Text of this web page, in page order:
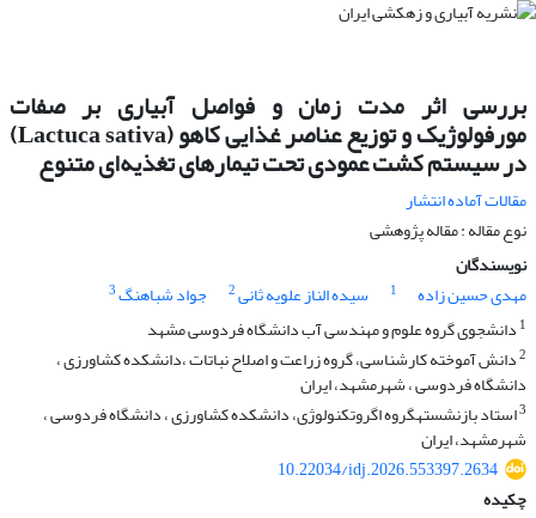
بررسی اثر مدت زمان و فواصل آبیاری بر صفات
مورفولوژیک و توزیع عناصر غذایی کاهو (Lactuca sativa)
در سیستم کشت عمودی تحت تیمارهای تغذیه‌ای متنوع
مقالات آماده انتشار
نوع مقاله : مقاله پژوهشی
نویسندگان
مهدی حسین زاده
1 سیده الناز علویه ثانی2 جواد شباهنگ3
1 دانشجوی گروه علوم و مهندسی آب دانشگاه فردوسی مشهد
2دانش آموخته کارشناسی، گروه زراعت و اصلاح نباتات ،دانشکده کشاورزی ،
دانشگاه فردوسی ، شهرمشهد، ایران
3استاد بازنشستهگروه اگروتکنولوژی، دانشکده کشاورزی ، دانشگاه فردوسی ،
شهرمشهد، ایران
10.22034/idj.2026.553397.2634
چکیده